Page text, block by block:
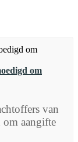
om
van
om aangifte